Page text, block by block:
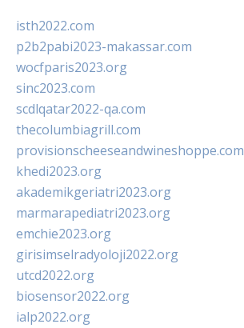
isth2022.com
p2b2pabi2023-makassar.com
wocfparis2023.org
sinc2023.com
scdlqatar2022-qa.com
thecolumbiagrill.com
provisionscheeseandwineshoppe.com
khedi2023.org
akademikgeriatri2023.org
marmarapediatri2023.org
emchie2023.org
girisimselradyoloji2022.org
utcd2022.org
biosensor2022.org
ialp2022.org